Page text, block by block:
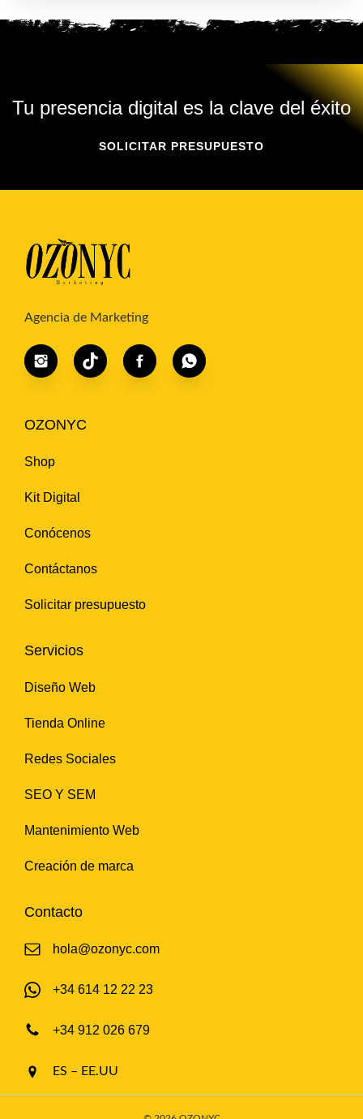
Tu presencia digital es la clave del éxito
SOLICITAR PRESUPUESTO
Agencia de Marketing
OZONYC
Shop
Kit Digital
Conócenos
Contáctanos
Solicitar presupuesto
Servicios
Diseño Web
Tienda Online
Redes Sociales
SEO Y SEM
Mantenimiento Web
Creación de marca
Contacto
hola@ozonyc.com
+34 614 12 22 23
+34 912 026 679
ES – EE.UU